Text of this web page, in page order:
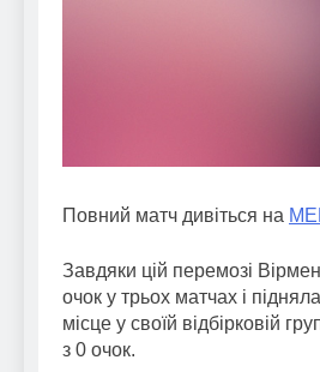
Повний матч дивіться на
Завдяки цій перемозі
очок у трьох матчах і
місце у своїй відбірковій
з 0 очок.